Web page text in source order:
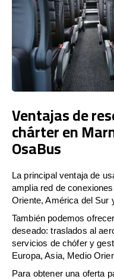
Ventajas de
chárter en
OsaBus
La principal ventaja de
amplia red de
Oriente, América del Sur
También podemos
deseado: traslados al
servicios de chófer y
Europa, Asia, Medio
Para obtener una oferta